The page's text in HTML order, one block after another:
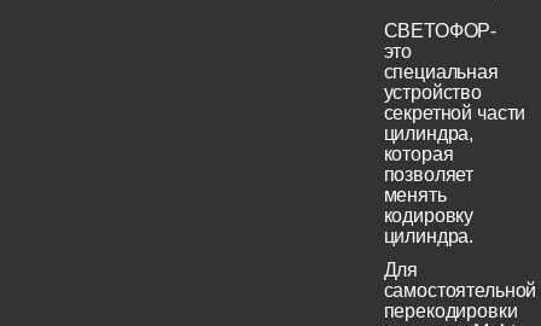
СВЕТОФОР-
это
специальная
устройство
секретной части
цилиндра,
которая
позволяет
менять
кодировку
цилиндра.
Для
самостоятельной
перекодировки